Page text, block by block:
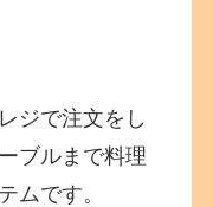
ジで注文をし
ブルまで料理
ムです。